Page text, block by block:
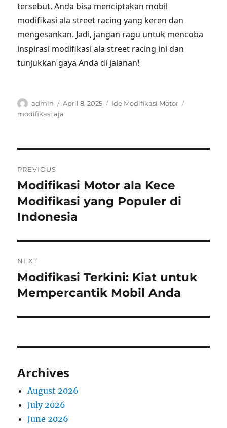
tersebut, Anda bisa menciptakan mobil
modifikasi ala street racing yang keren dan
mengesankan. Jadi, jangan ragu untuk mencoba
inspirasi modifikasi ala street racing ini dan
tunjukkan gaya Anda di jalanan!
Author
admin
Posted
on
April 8, 2025 Categories
Ide Modifikasi Motor
modifikasi aja
navigation
PREVIOUS
Previous
post:
Modifikasi Motor ala Kece
Modifikasi yang Populer di
Indonesia
NEXT
Next
post:
Modifikasi Terkini: Kiat untuk
Mempercantik Mobil Anda
Archives
August 2026
July 2026
June 2026